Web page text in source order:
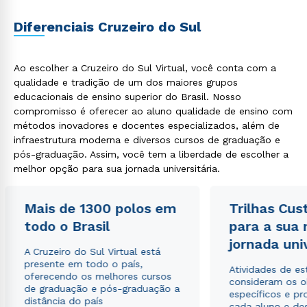
Diferenciais Cruzeiro do Sul
Ao escolher a Cruzeiro do Sul Virtual, você conta com a
qualidade e tradição de um dos maiores grupos
educacionais de ensino superior do Brasil. Nosso
compromisso é oferecer ao aluno qualidade de ensino com
métodos inovadores e docentes especializados, além de
infraestrutura moderna e diversos cursos de graduação e
pós-graduação. Assim, você tem a liberdade de escolher a
melhor opção para sua jornada universitária.
Mais de 1300 polos em
todo o Brasil
A Cruzeiro do Sul Virtual está
presente em todo o país,
oferecendo os melhores cursos
de graduação e pós-graduação a
distância do país
Trilhas
para a sua
jornada
Atividades de
consideram os
específicos e
ou
envio de conteúdos da Cruzeiro do Sul.